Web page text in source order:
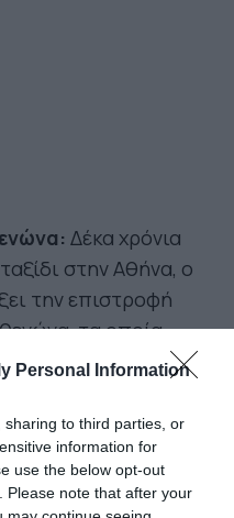
Personal Information
to third parties, or
information for
use the below opt-out
Please note that after your
Δέκα χρόνια
στην Αθήνα, ο
την επιστροφή
τα οποία
ηλικία κατά την
του για το
στα αγγλικά όσο
πόσο στενά